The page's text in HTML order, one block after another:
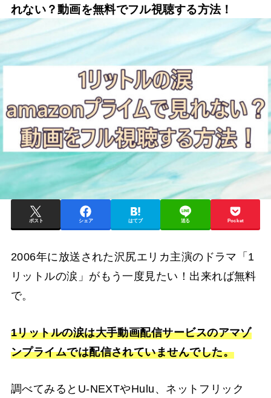
れない？動画を無料でフル視聴する方法！
ポスト シェア はてブ 送る Pocket
2006年に放送された沢尻エリカ主演のドラマ「1
リットルの涙」がもう一度見たい！出来れば無料
で。
1リットルの涙は大手動画配信サービスのアマゾ
ンプライムでは配信されていませんでした。
調べてみるとU-NEXTやHulu、ネットフリック